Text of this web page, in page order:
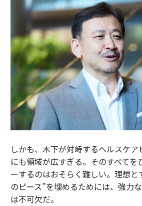
しかも、木下が対峙するヘルスケア
にも領域が広すぎる。そのすべてを
ーするのはおそらく難しい。理想と
のピース”を埋めるためには、強力
は不可欠だ。